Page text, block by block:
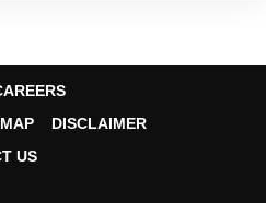
DISCLAIMER
US